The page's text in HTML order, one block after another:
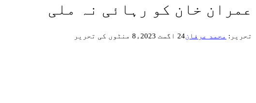
عمران خان کو رہائی نہ ملی
تحریر: محمد عرفان24 اگست 2023ء 8 منٹوں کی تحریر